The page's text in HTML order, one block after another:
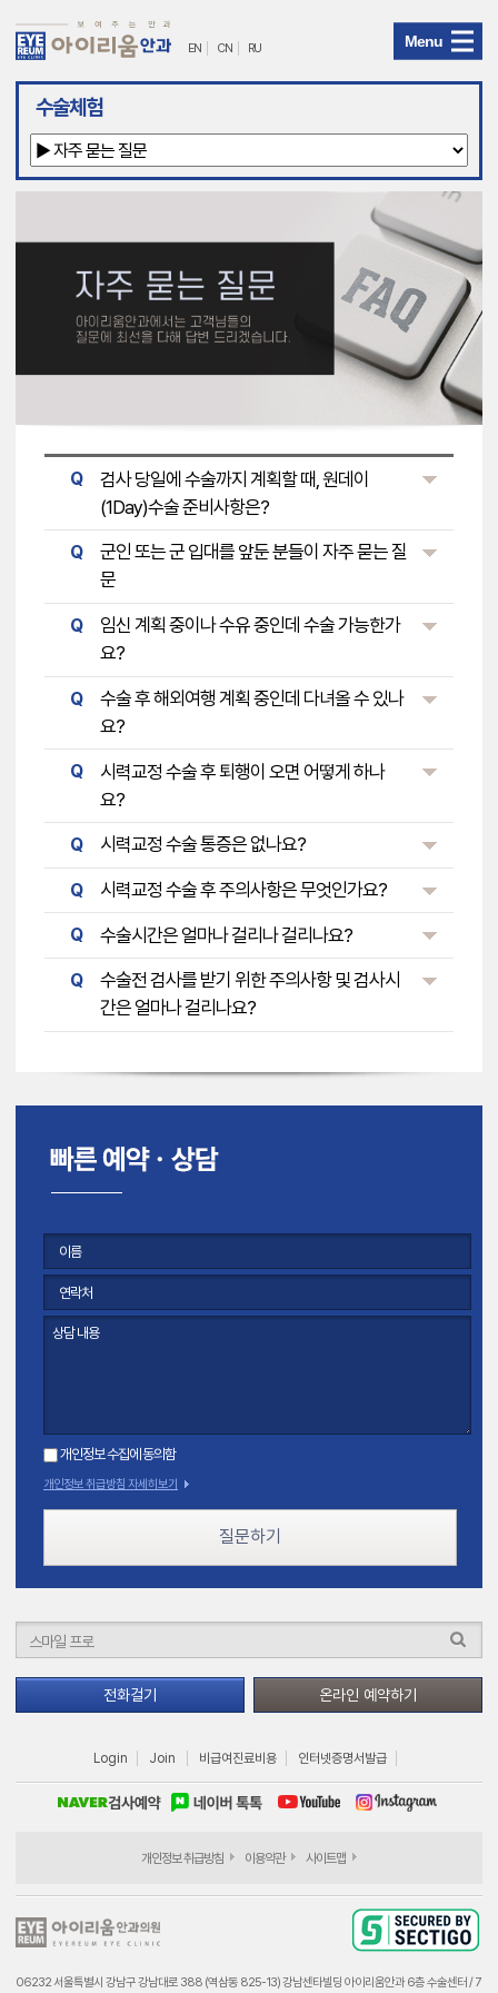
아
리
안
과
뉴
EN CN RU Menu
수술체험
Q
검사 당일에 수술까지 계획할 때, 원데이
(1Day)수술 준비사항은?
Q
군인 또는 군 입대를 앞둔 분들이 자주 묻는 질
문
Q
임신 계획 중이나 수유 중인데 수술 가능한가
요?
Q
수술 후 해외여행 계획 중인데 다녀올 수 있나
요?
Q
시력교정 수술 후 퇴행이 오면 어떻게 하나
요?
Q 시력교정 수술 통증은 없나요?
Q 시력교정 수술 후 주의사항은 무엇인가요?
Q 수술시간은 얼마나 걸리나 걸리나요?
Q
수술전 검사를 받기 위한 주의사항 및 검사시
간은 얼마나 걸리나요?
개인정보 수집에 동의함
개인정보 취급방침 자세히보기
질문하기
전화걸기 온라인 예약하기
Login Join 비급여진료비용 인터넷증명서발급
개인정보 취급방침 이용약관 사이트맵
06232 서울특별시 강남구 강남대로 388 (역삼동 825-13) 강남센타빌딩 아이리움안과 6층 수술센터 / 7